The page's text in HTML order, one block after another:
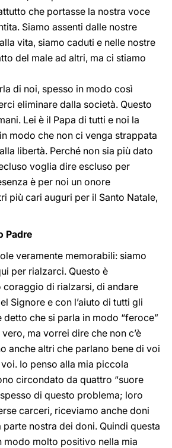
che portasse la nostra voce
Siamo assenti dalle nostre
vita, siamo caduti e nelle nostre
del male ad altri, ma ci stiamo
di noi, spesso in modo così
eliminare dalla società. Questo
Lei è il Papa di tutti e noi la
modo che non ci venga strappata
libertà. Perché non sia più dato
voglia dire escluso per
è per noi un onore
più cari auguri per il Santo Natale,
Padre
veramente memorabili: siamo
per rialzarci. Questo è
coraggio di rialzarsi, di andare
Signore e con l’aiuto di tutti gli
detto che si parla in modo “feroce”
ma vorrei dire che non c’è
anche altri che parlano bene di voi
Io penso alla mia piccola
circondato da quattro “suore
di questo problema; loro
carceri, riceviamo anche doni
nostra dei doni. Quindi questa
modo molto positivo nella mia